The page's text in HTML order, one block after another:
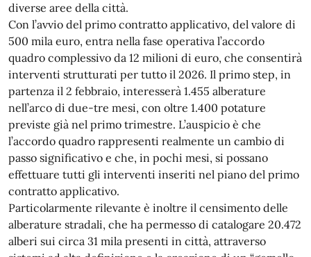
diverse aree della città.
Con l’avvio del primo contratto applicativo, del valore di
500 mila euro, entra nella fase operativa l’accordo
quadro complessivo da 12 milioni di euro, che consentirà
interventi strutturati per tutto il 2026. Il primo step, in
partenza il 2 febbraio, interesserà 1.455 alberature
nell’arco di due-tre mesi, con oltre 1.400 potature
previste già nel primo trimestre. L’auspicio è che
l’accordo quadro rappresenti realmente un cambio di
passo significativo e che, in pochi mesi, si possano
effettuare tutti gli interventi inseriti nel piano del primo
contratto applicativo.
Particolarmente rilevante è inoltre il censimento delle
alberature stradali, che ha permesso di catalogare 20.472
alberi sui circa 31 mila presenti in città, attraverso